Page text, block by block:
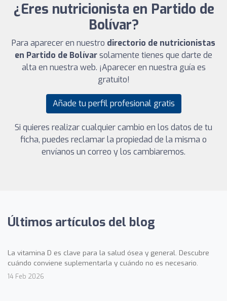
¿Eres nutricionista en Partido de
Bolívar?
Para aparecer en nuestro directorio de nutricionistas
en Partido de Bolívarsolamente tienes que darte de
alta en nuestra web. ¡Aparecer en nuestra guía es
gratuito!
Añade tu perfil profesional gratis
Si quieres realizar cualquier cambio en los datos de tu
ficha, puedes reclamar la propiedad de la misma o
envíanos un correo y los cambiaremos.
Últimos artículos del blog
La vitamina D es clave para la salud ósea y general. Descubre
cuándo conviene suplementarla y cuándo no es necesario.
14 Feb 2026